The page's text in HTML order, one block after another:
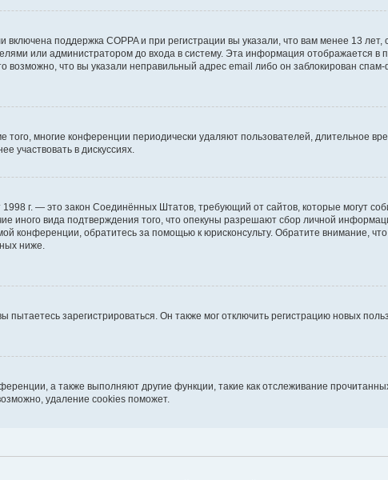
поддержка COPPA и при регистрации вы указали, что вам менее 13
или администратором до входа в систему. Эта информация отображается в
что вы указали неправильный адрес email либо он заблокирован
многие конференции периодически удаляют пользователей, длительное
участвовать в дискуссиях.
г. — это закон Соединённых Штатов, требующий от сайтов, которые могут
иного вида подтверждения того, что опекуны разрешают сбор личной
конференции, обратитесь за помощью к юрисконсульту. Обратите внимание,
ниже.
зарегистрироваться. Он также мог отключить регистрацию новых
а также выполняют другие функции, такие как отслеживание
удаление cookies поможет.